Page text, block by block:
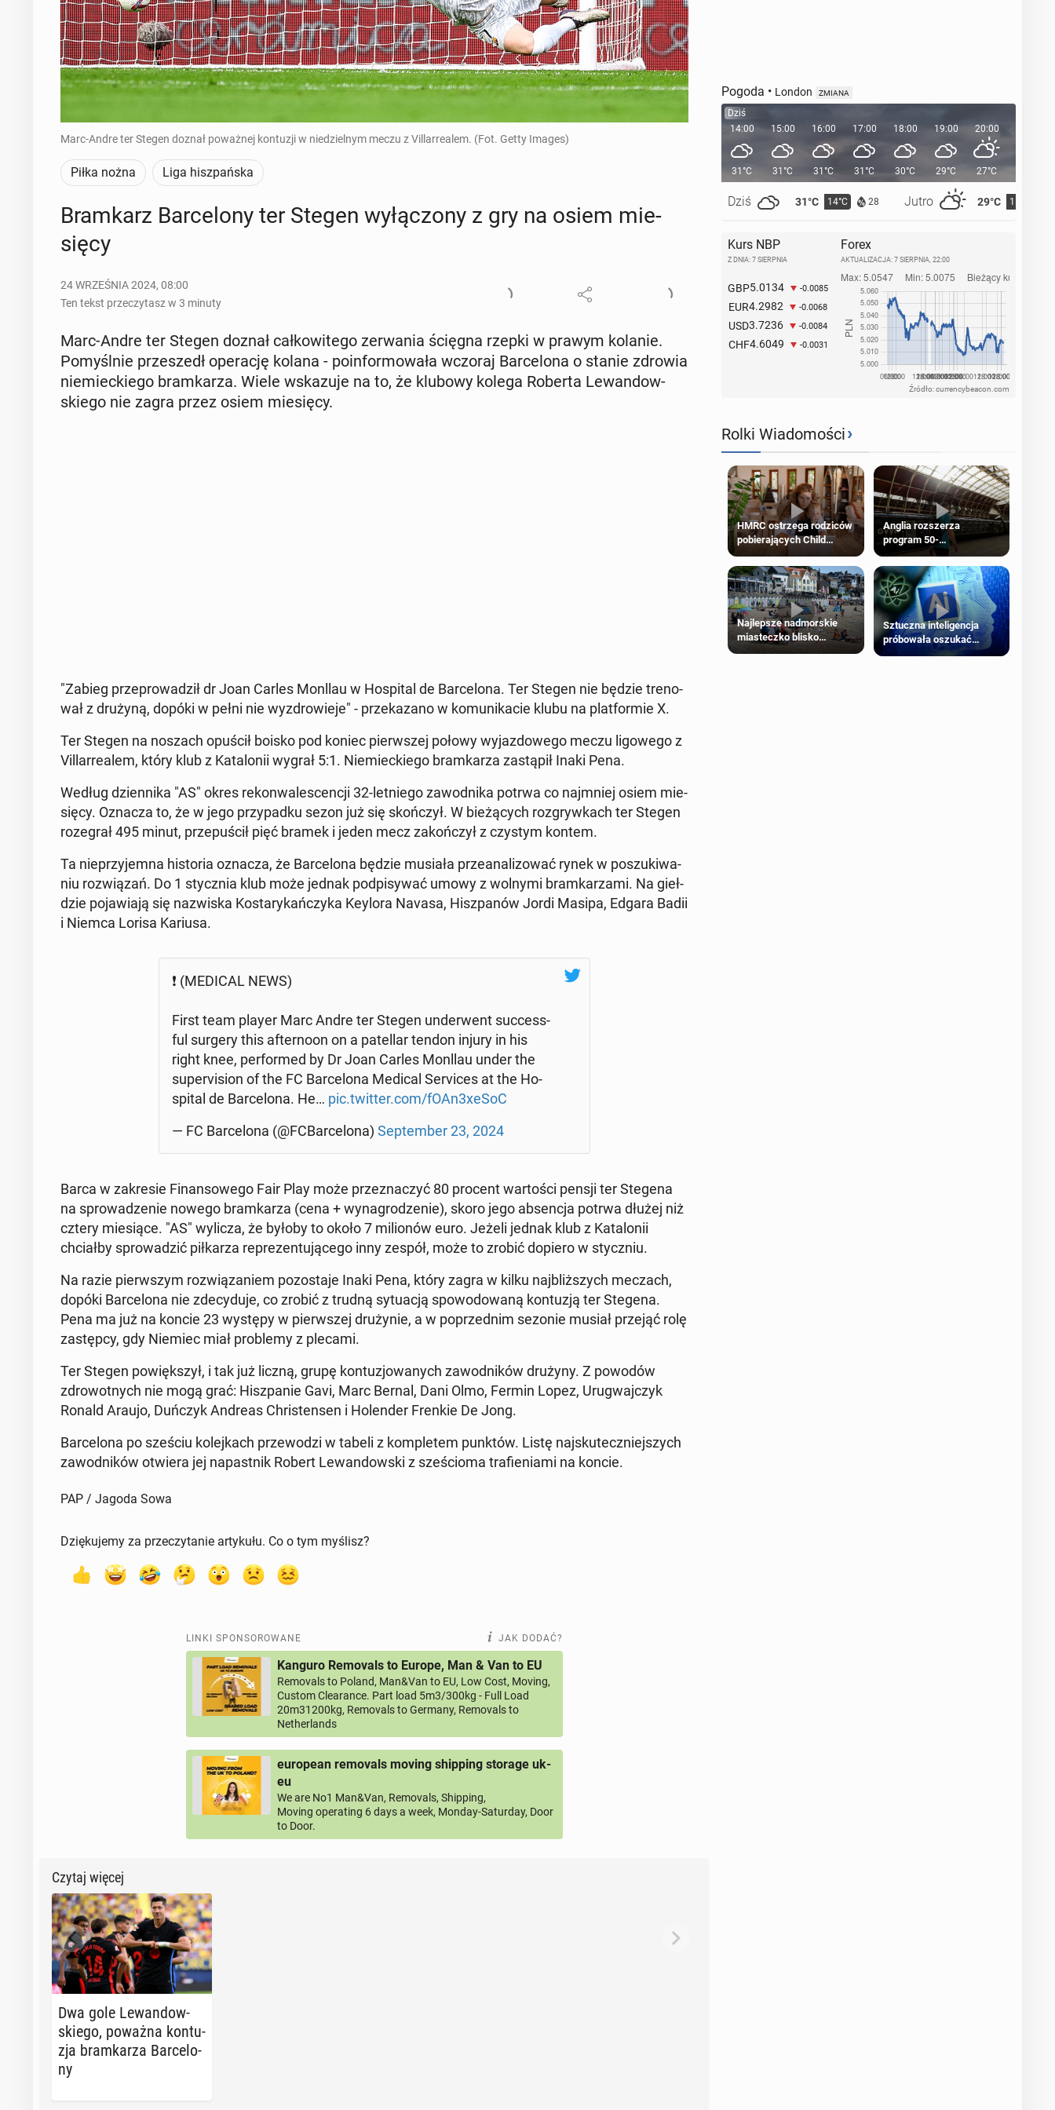
Marc-Andre ter Stegen doznał poważnej kontuzji w niedzielnym meczu z Villarrealem. (Fot. Getty Images)
Piłka nożna Liga hiszpańska
Bram­karz Bar­ce­lo­ny ter Stegen wy­łą­czo­ny z gry na osiem mie­
się­cy
24 WRZEŚNIA 2024, 08:00
Ten tekst przeczytasz w 3 minuty
Marc-Andre ter Stegen doznał cał­ko­wi­te­go ze­rwa­nia ścięgna rzepki w prawym kolanie.
Po­myśl­nie prze­szedł ope­ra­cję kolana - po­in­for­mo­wa­ła wczoraj Bar­ce­lo­na o stanie zdrowia
nie­miec­kie­go bram­ka­rza. Wiele wska­zu­je na to, że klubowy kolega Roberta Le­wan­dow­
skie­go nie zagra przez osiem mie­się­cy.
"Zabieg prze­pro­wa­dził dr Joan Carles Monllau w Ho­spi­tal de Bar­ce­lo­na. Ter Stegen nie będzie tre­no­
wał z drużyną, dopóki w pełni nie wy­zdro­wie­je" - prze­ka­za­no w ko­mu­ni­ka­cie klubu na plat­for­mie X.
Ter Stegen na noszach opuścił boisko pod koniec pierw­szej połowy wy­jaz­do­we­go meczu li­go­we­go z
Vil­lar­re­alem, który klub z Ka­ta­lo­nii wygrał 5:1. Nie­miec­kie­go bram­ka­rza za­stą­pił Inaki Pena.
Według dzien­ni­ka "AS" okres re­kon­wa­le­scen­cji 32-let­nie­go za­wod­ni­ka potrwa co naj­mniej osiem mie­
się­cy. Oznacza to, że w jego przy­pad­ku sezon już się skoń­czył. W bie­żą­cych roz­gryw­kach ter Stegen
ro­ze­grał 495 minut, prze­pu­ścił pięć bramek i jeden mecz za­koń­czył z czystym kontem.
Ta nie­przy­jem­na hi­sto­ria oznacza, że Bar­ce­lo­na będzie musiała prze­ana­li­zo­wać rynek w po­szu­ki­wa­
niu roz­wią­zań. Do 1 stycz­nia klub może jednak pod­pi­sy­wać umowy z wolnymi bram­ka­rza­mi. Na gieł­
dzie po­ja­wia­ją się na­zwi­ska Ko­sta­ry­kań­czy­ka Keylora Navasa, Hisz­pa­nów Jordi Masipa, Edgara Badii
i Niemca Lorisa Kariusa.
❗ (MEDICAL NEWS)
First team player Marc Andre ter Stegen un­der­went suc­cess­
ful surgery this after­no­on on a pa­tel­lar tendon injury in his
right knee, per­for­med by Dr Joan Carles Monllau under the
su­per­vi­sion of the FC Bar­ce­lo­na Medical Se­rvi­ces at the Ho­
spi­tal de Bar­ce­lo­na. He… pic.twitter.com/fOAn3xeSoC
— FC Bar­ce­lo­na (@FCBar­ce­lo­na) Sep­tem­ber 23, 2024
Barca w za­kre­sie Fi­nan­so­we­go Fair Play może prze­zna­czyć 80 procent war­to­ści pensji ter Stegena
na spro­wa­dze­nie nowego bram­ka­rza (cena + wy­na­gro­dze­nie), skoro jego ab­sen­cja potrwa dłużej niż
cztery mie­sią­ce. "AS" wylicza, że byłoby to około 7 mi­lio­nów euro. Jeżeli jednak klub z Ka­ta­lo­nii
chciał­by spro­wa­dzić pił­ka­rza re­pre­zen­tu­ją­ce­go inny zespół, może to zrobić dopiero w stycz­niu.
Na razie pierw­szym roz­wią­za­niem po­zo­sta­je Inaki Pena, który zagra w kilku naj­bliż­szych meczach,
dopóki Bar­ce­lo­na nie zde­cy­du­je, co zrobić z trudną sy­tu­acją spo­wo­do­wa­ną kon­tu­zją ter Stegena.
Pena ma już na koncie 23 występy w pierw­szej dru­ży­nie, a w po­przed­nim sezonie musiał przejąć rolę
za­stęp­cy, gdy Niemiec miał pro­ble­my z plecami.
Ter Stegen po­więk­szył, i tak już liczną, grupę kon­tu­zjo­wa­nych za­wod­ni­ków drużyny. Z powodów
zdro­wot­nych nie mogą grać: Hisz­pa­nie Gavi, Marc Bernal, Dani Olmo, Fermin Lopez, Uru­gwaj­czyk
Ronald Araujo, Duńczyk Andreas Chri­sten­sen i Ho­len­der Frenkie De Jong.
Bar­ce­lo­na po sześciu ko­lej­kach prze­wo­dzi w tabeli z kom­ple­tem punktów. Listę naj­sku­tecz­niej­szych
za­wod­ni­ków otwiera jej na­past­nik Robert Le­wan­dow­ski z sze­ścio­ma tra­fie­nia­mi na koncie.
PAP / Jagoda Sowa
Dziękujemy za przeczytanie artykułu. Co o tym myślisz?
LINKI SPONSOROWANE JAK DODAĆ?
Kanguro Removals to Europe, Man & Van to EU
Removals to Poland, Man&Van to EU, Low Cost, Moving,
Custom Clearance. Part load 5m3/300kg - Full Load
20m31200kg, Removals to Germany, Removals to
Netherlands
european removals moving shipping storage uk-
eu
We are No1 Man&Van, Removals, Shipping,
Moving operating 6 days a week, Monday-Saturday, Door
to Door.
Czytaj więcej
Dwa gole Le­wan­dow­
skie­go, poważna kon­tu­
zja bram­ka­rza Bar­ce­lo­
ny
Pogoda • London ZMIANA
Dziś
14:00
31°C
Dziś 31°C 14°C 28 Jutro 29°C 15°C
15:00
31°C
16:00
31°C
17:00
31°C
18:00
30°C
19:00
29°C
20:00
27°C
Kurs NBP
Z DNIA: 7 SIERPNIA
GBP5.0134 -0.0085
EUR4.2982 -0.0068
USD3.7236 -0.0084
CHF4.6049 -0.0031
Forex
AKTUALIZACJA: 7 SIERPNIA, 22:00
Źródło: currencybeacon.com
Rolki Wiadomości›
HMRC ostrzega rodziców
pobierających Child
Benefit. Mogą być
zobowiązani do zwrotu
zasiłku
Anglia rozszerza
program 50-
procentowych zniżek
kolejowych na 18-latków
Najlepsze nadmorskie
miasteczko blisko
Sztuczna inteligencja
próbowała oszukać
człowieka